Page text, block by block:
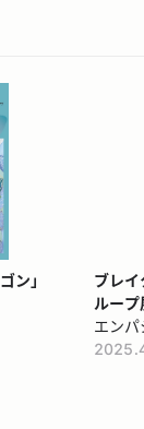
ン」
ブレ
ループ
エン